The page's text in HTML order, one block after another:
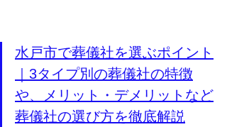
水戸市で葬儀社を選ぶポイント
｜3タイプ別の葬儀社の特徴
や、メリット・デメリットなど
葬儀社の選び方を徹底解説